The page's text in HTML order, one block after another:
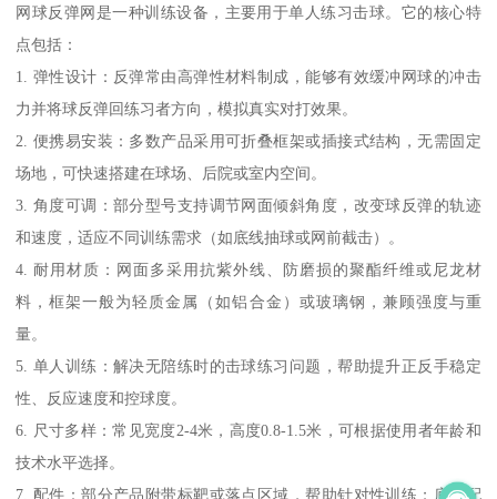
网球反弹网是一种训练设备，主要用于单人练习击球。它的核心特
点包括：
1. 弹性设计：反弹常由高弹性材料制成，能够有效缓冲网球的冲击
力并将球反弹回练习者方向，模拟真实对打效果。
2. 便携易安装：多数产品采用可折叠框架或插接式结构，无需固定
场地，可快速搭建在球场、后院或室内空间。
3. 角度可调：部分型号支持调节网面倾斜角度，改变球反弹的轨迹
和速度，适应不同训练需求（如底线抽球或网前截击）。
4. 耐用材质：网面多采用抗紫外线、防磨损的聚酯纤维或尼龙材
料，框架一般为轻质金属（如铝合金）或玻璃钢，兼顾强度与重
量。
5. 单人训练：解决无陪练时的击球练习问题，帮助提升正反手稳定
性、反应速度和控球度。
6. 尺寸多样：常见宽度2-4米，高度0.8-1.5米，可根据使用者年龄和
技术水平选择。
7. 配件：部分产品附带标靶或落点区域，帮助针对性训练；底部配